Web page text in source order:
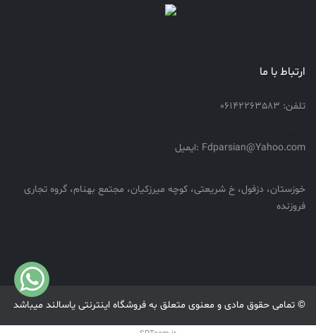
ارتباط با ما
تلفن: 06142263583
Fdparsian@Yahoo.com :ایمیل
خوزستان، دزفول، خ شریعتی، کوچه میرزکیان، مجتمع بهنام، گروه تجاری
فروزنده
© تمامی حقوق مادی و معنوی متعلق به فروشگاه اینترنتی یاسالند میباشد